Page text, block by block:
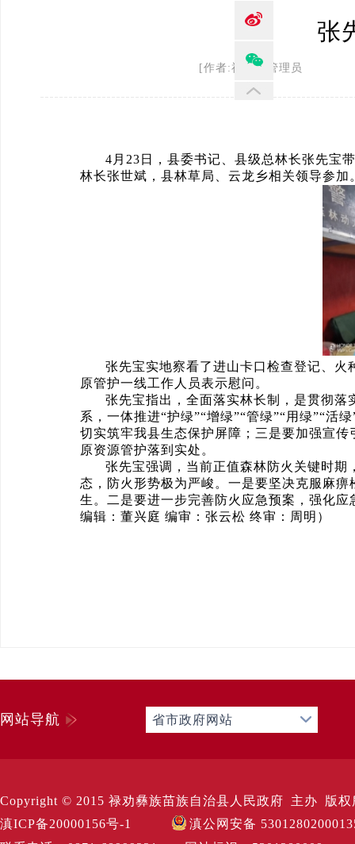
张
[作者:禄劝县管理员 发
4月23日，县委书记、县级总林长张先宝
林长张世斌，县林草局、云龙乡相关领导参加
张先宝实地察看了进山卡口检查登记、
原管护一线工作人员表示慰问。
张先宝指出，全面落实林长制，是贯彻
系，一体推进“护绿”“增绿”“管绿”“用绿”“活
切实筑牢我县生态保护屏障；三是要加强宣
原资源管护落到实处。
张先宝强调，当前正值森林防火关键时
态，防火形势极为严峻。一是要坚决克服麻
生。二是要进一步完善防火应急预案，强化
编辑：董兴庭 编审：张云松 终审：周明）
网站导航 省市政府网站
Copyright © 2015 禄劝彝族苗族自治县人民政府 主办 版
滇ICP备20000156号-1
滇公网安备